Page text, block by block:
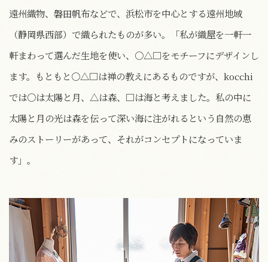
遠州織物、磐田帆布などで、浜松市を中心とする遠州地域
（静岡県西部）で織られたものが多い。「私が織屋を一軒一
軒まわって選んだ生地を使い、○△□をモチーフにデザインし
ます。もともと○△□は禅の教えにあるものですが、kocchi
では○は太陽と月、△は森、□は海と考えました。私の中に
太陽と月の光は森を伝って深い海に注がれるという自然の恵
みのストーリーがあって、それがコンセプトになっていま
す」。